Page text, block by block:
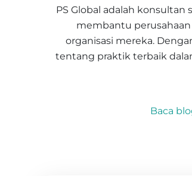
PS Global adalah
membantu
organisasi mereka.
tentang praktik terbaik
Baca